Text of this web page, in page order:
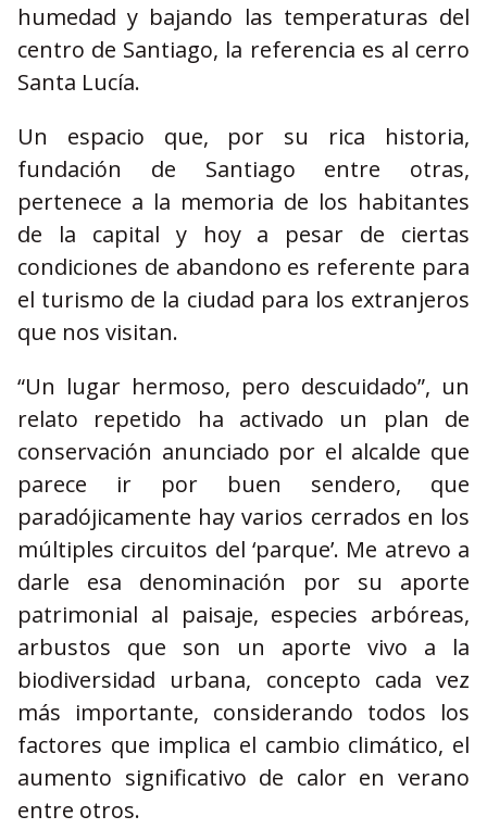
humedad y bajando las temperaturas del
centro de Santiago, la referencia es al cerro
Santa Lucía.
Un espacio que, por su rica historia,
fundación de Santiago entre otras,
pertenece a la memoria de los habitantes
de la capital y hoy a pesar de ciertas
condiciones de abandono es referente para
el turismo de la ciudad para los extranjeros
que nos visitan.
“Un lugar hermoso, pero descuidado”, un
relato repetido ha activado un plan de
conservación anunciado por el alcalde que
parece ir por buen sendero, que
paradójicamente hay varios cerrados en los
múltiples circuitos del ‘parque’. Me atrevo a
darle esa denominación por su aporte
patrimonial al paisaje, especies arbóreas,
arbustos que son un aporte vivo a la
biodiversidad urbana, concepto cada vez
más importante, considerando todos los
factores que implica el cambio climático, el
aumento significativo de calor en verano
entre otros.